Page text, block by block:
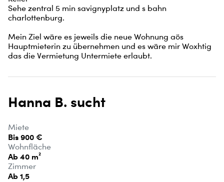
Sehe zentral 5 min savignyplatz und s bahn
charlottenburg.
Mein Ziel wäre es jeweils die neue Wohnung aös
Hauptmieterin zu übernehmen und es wäre mir Woxhtig
das die Vermietung Untermiete erlaubt.
Hanna B. sucht
Miete
Bis 900 €
Wohnfläche
Ab 40 m²
Zimmer
Ab 1,5